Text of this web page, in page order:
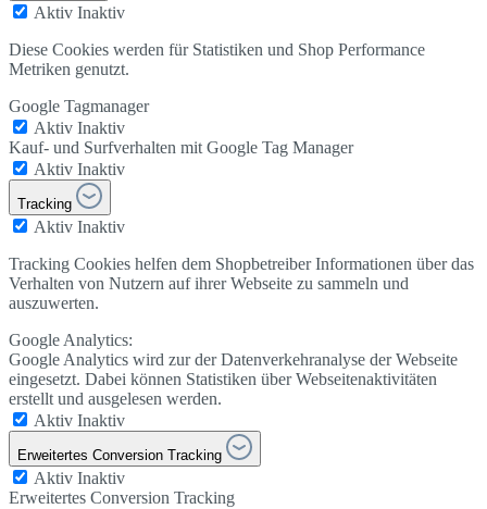
Aktiv Inaktiv
Diese Cookies werden für Statistiken und Shop Performance
Metriken genutzt.
Google Tagmanager
Aktiv Inaktiv
Kauf- und Surfverhalten mit Google Tag Manager
Aktiv Inaktiv
Tracking
Aktiv Inaktiv
Tracking Cookies helfen dem Shopbetreiber Informationen über das
Verhalten von Nutzern auf ihrer Webseite zu sammeln und
auszuwerten.
Google Analytics:
Google Analytics wird zur der Datenverkehranalyse der Webseite
eingesetzt. Dabei können Statistiken über Webseitenaktivitäten
erstellt und ausgelesen werden.
Aktiv Inaktiv
Erweitertes Conversion Tracking
Aktiv Inaktiv
Erweitertes Conversion Tracking